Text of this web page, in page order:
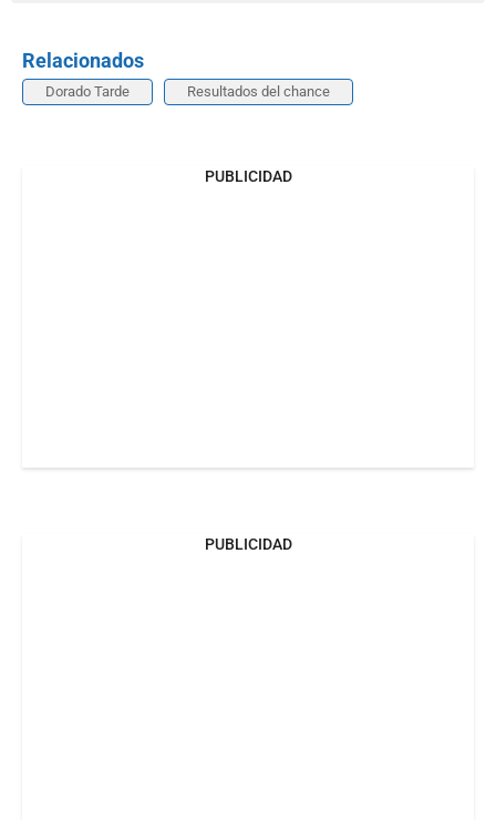
Relacionados
Dorado Tarde Resultados del chance
PUBLICIDAD
PUBLICIDAD